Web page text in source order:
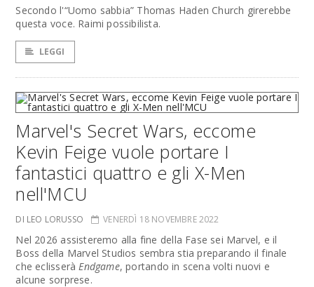
Secondo l'“Uomo sabbia” Thomas Haden Church girerebbe
questa voce. Raimi possibilista.
LEGGI
Marvel's Secret Wars, eccome
Kevin Feige vuole portare I
fantastici quattro e gli X-Men
nell'MCU
DI LEO LORUSSO VENERDÌ 18 NOVEMBRE 2022
Nel 2026 assisteremo alla fine della Fase sei Marvel, e il
Boss della Marvel Studios sembra stia preparando il finale
che eclisseràEndgame, portando in scena volti nuovi e
alcune sorprese.